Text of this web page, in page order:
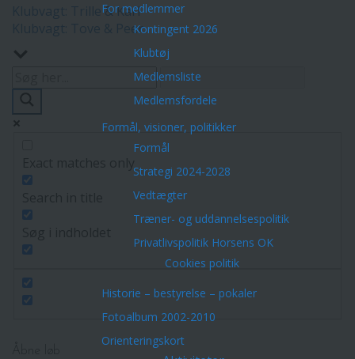
For medlemmer
Kontingent 2026
Klubtøj
Medlemsliste
Medlemsfordele
Formål, visioner, politikker
Formål
Strategi 2024-2028
Vedtægter
Træner- og uddannelsespolitik
Privatlivspolitik Horsens OK
Cookies politik
Historie – bestyrelse – pokaler
Fotoalbum 2002-2010
Orienteringskort
Klubvagt: Trille & Karl
Klubvagt: Tove & Peer